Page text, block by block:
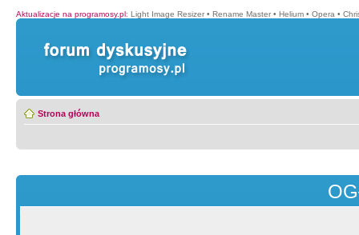
Aktualizacje na programosy.pl: Light Image Resizer • Rename Master • Helium • Opera •
Strona główna